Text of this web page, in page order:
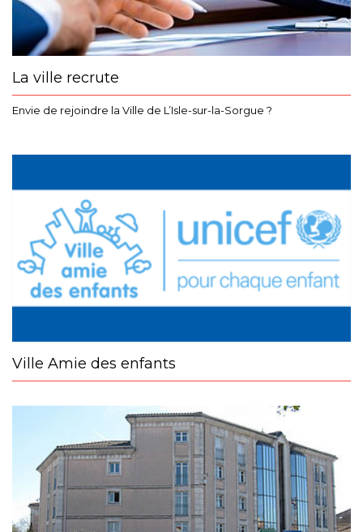
La ville recrute
Envie de rejoindre la Ville de L’Isle-sur-la-Sorgue ?
Ville Amie des enfants